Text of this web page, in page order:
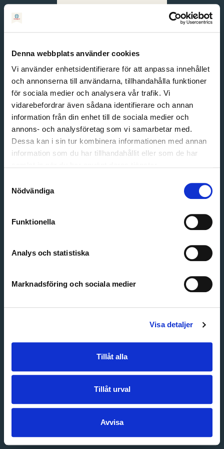
Denna webbplats använder cookies
Vi använder enhetsidentifierare för att anpassa innehållet
och annonserna till användarna, tillhandahålla funktioner
för sociala medier och analysera vår trafik. Vi
vidarebefordrar även sådana identifierare och annan
information från din enhet till de sociala medier och
annons- och analysföretag som vi samarbetar med.
Dessa kan i sin tur kombinera informationen med annan
information som du har tillhandahållit eller som de har
Nödvändiga
Funktionella
Analys och statistiska
Marknadsföring och sociala medier
Visa detaljer
Tillåt alla
Tillåt urval
Avvisa
English
Svenska
Email address
Customer service